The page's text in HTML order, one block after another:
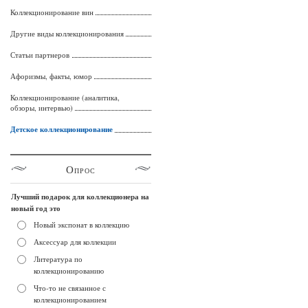
Коллекционирование вин
Другие виды коллекционирования
Статьи партнеров
Афоризмы, факты, юмор
Коллекционирование (аналитика,
обзоры, интервью)
Детское коллекционирование
Опрос
Лучший подарок для коллекционера на
новый год это
Новый экспонат в коллекцию
Аксессуар для коллекции
Литература по
коллекционированию
Что-то не связанное с
коллекционированием